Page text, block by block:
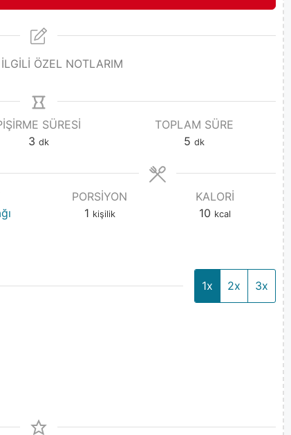
ÖZEL NOTLARIM
SÜRESI
3 dk
TOPLAM SÜRE
5 dk
PORSIYON
1 kişilik
KALORI
10 kcal
1x 2x 3x